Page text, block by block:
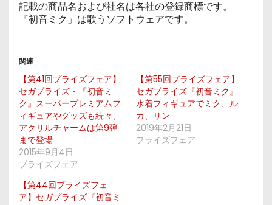
記載の商品名および社名は各社の登録商標です。
『初音ミク」は歌うソフトウェアです。
関連
【第41回プライズフェア】
セガプライズ・『初音ミ
ク』スーパープレミアムフ
ィギュアやグッズも続々、
アクリルチャームは第9弾
まで登場
2015年9月4日
プライズフェア
【第55回プライズフェア】
セガプライズ『初音ミク』
水着フィギュアでミク、ル
カ、リン
2019年2月21日
プライズフェア
【第44回プライズフェ
ア】セガプライズ『初音ミ